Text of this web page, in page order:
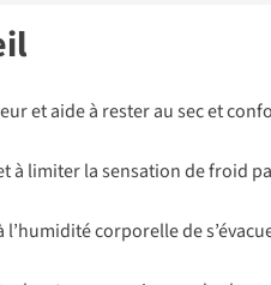
et aide à rester au sec et
à limiter la sensation de froid
l’humidité corporelle de